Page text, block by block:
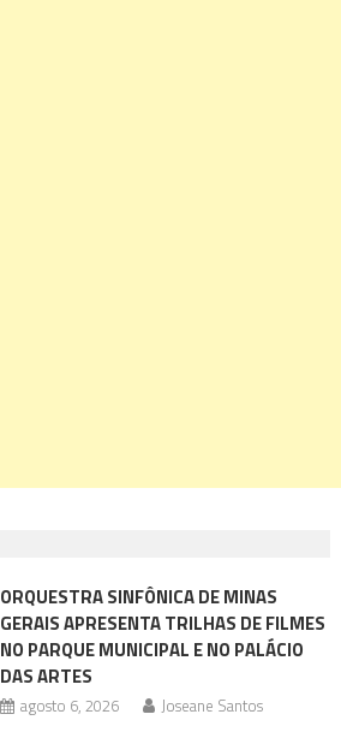
ORQUESTRA SINFÔNICA DE MINAS
GERAIS APRESENTA TRILHAS DE FILMES
NO PARQUE MUNICIPAL E NO PALÁCIO
DAS ARTES
agosto 6, 2026 Joseane Santos